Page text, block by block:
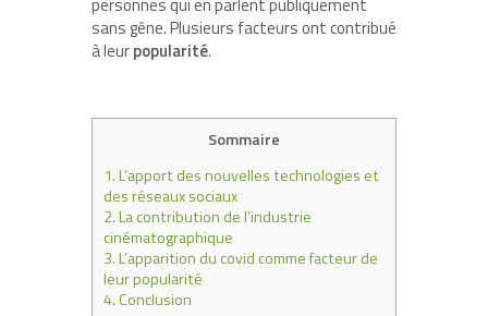
sans gêne. Plusieurs facteurs ont contribué
à leurpopularité.
Sommaire
1.L’apport des nouvelles technologies et
des réseaux sociaux
2.La contribution de l’industrie
cinématographique
3.L’apparition du covid comme facteur de
leur popularité
4.Conclusion